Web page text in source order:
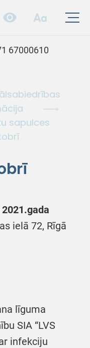
67000610
sapulces
ielā 72, Rīgā
līguma
SIA “LVS
infekciju